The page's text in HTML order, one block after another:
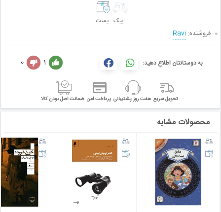
پیک پست
فروشنده: Ravi
به دوستانتان اطلاع دهید: 1
0
تحویل سریع هفت روز پشتیبانی پرداخت امن ضمانت اصل بودن کالا
محصولات مشابه